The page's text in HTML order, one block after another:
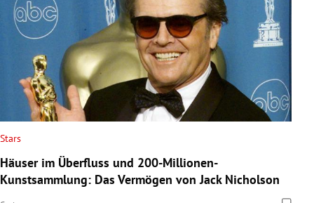
Stars
Häuser im Überfluss und 200-Millionen-
Kunstsammlung: Das Vermögen von Jack Nicholson